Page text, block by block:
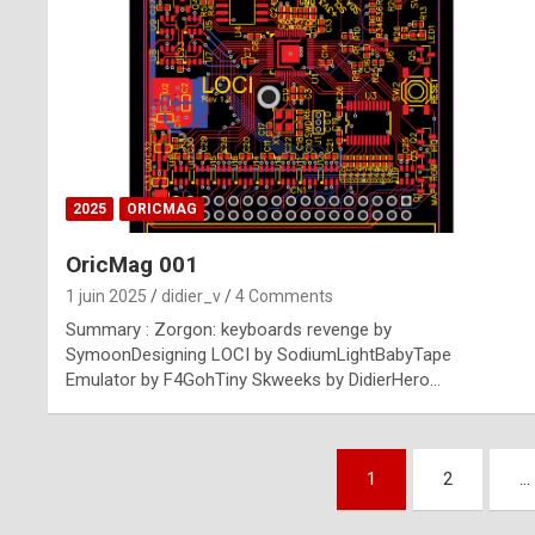
2025 ORICMAG
OricMag 001
1 juin 2025 didier_v 4 Comments
Summary : Zorgon: keyboards revenge by
SymoonDesigning LOCI by SodiumLightBabyTape
Emulator by F4GohTiny Skweeks by DidierHero…
1 2 …